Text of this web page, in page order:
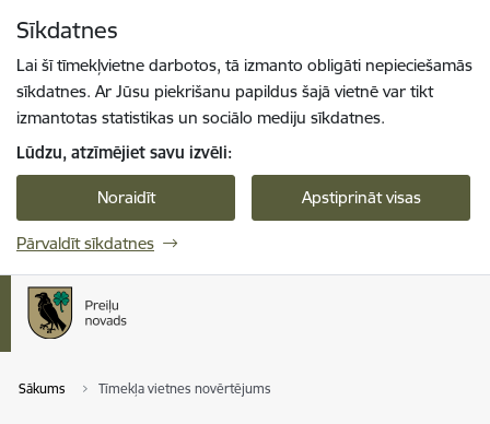
Sīkdatnes
Lai šī tīmekļvietne darbotos, tā izmanto obligāti nepieciešamās
sīkdatnes. Ar Jūsu piekrišanu papildus šajā vietnē var tikt
izmantotas statistikas un sociālo mediju sīkdatnes.
Lūdzu, atzīmējiet savu izvēli:
Noraidīt Apstiprināt visas
Pārvaldīt sīkdatnes
Sākums Tīmekļa vietnes novērtējums